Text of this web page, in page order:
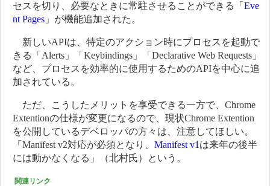
セスを切り、必要なときに常駐させることができる「 Eve
nt Pages 」が機能追加された。
新しいAPIは、特定のアクション時にプロセスを起動で
きる「Alerts」「Keybindings」「Declarative Web Requests」
など、プロセスを効率的に使用するためのAPIを中心に追
加されている。
ただ、こうしたメリットを享受できる一方で、Chrome
Extentionの仕様が変更になるので、現状Chrome Extention
を公開しているデベロッパの方々は、注意してほしい。
「Manifest v2対応が必須となり、 Manifest v1 は来年の後半
には動かなくなる」（北村氏）という。
関連リンク